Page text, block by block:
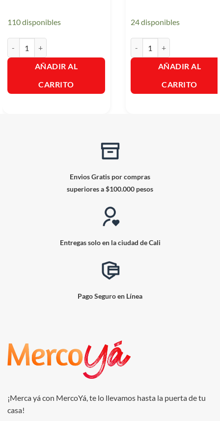
110 disponibles
AÑADIR AL
CARRITO
24 disponibles
AÑADIR AL
CARRITO
Envios Gratis por compras
superiores a $100.000 pesos
Entregas solo en la ciudad de Cali
Pago Seguro en Línea
¡Merca yá con MercoYá, te lo llevamos hasta la puerta de tu
casa!